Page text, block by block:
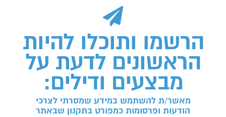
הרשמו ותוכלו להיות
הראשונים לדעת על
מבצעים ודילים:
מאשר/ת להשתמש במידע שמסרתי לצרכי
הודעות ופרסומות כמפורט בתקנון שבאתר